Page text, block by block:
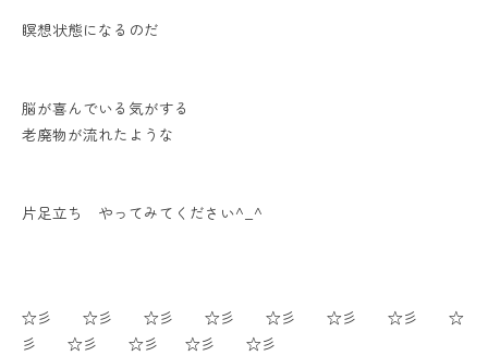
瞑想状態になるのだ
脳が喜んでいる気がする
老廃物が流れたような
片足立ち やってみてください^_^
☆彡 ☆彡 ☆彡 ☆彡 ☆彡 ☆彡 ☆彡 ☆
彡 ☆彡 ☆彡 ☆彡 ☆彡